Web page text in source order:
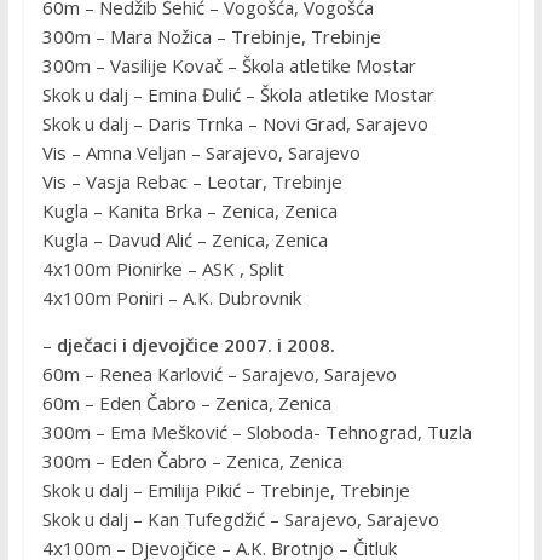
60m – Nedžib Šehić – Vogošća, Vogošća
300m – Mara Nožica – Trebinje, Trebinje
300m – Vasilije Kovač – Škola atletike Mostar
Skok u dalj – Emina Đulić – Škola atletike Mostar
Skok u dalj – Daris Trnka – Novi Grad, Sarajevo
Vis – Amna Veljan – Sarajevo, Sarajevo
Vis – Vasja Rebac – Leotar, Trebinje
Kugla – Kanita Brka – Zenica, Zenica
Kugla – Davud Alić – Zenica, Zenica
4x100m Pionirke – ASK , Split
4x100m Poniri – A.K. Dubrovnik
– dječaci i djevojčice 2007. i 2008.
60m – Renea Karlović – Sarajevo, Sarajevo
60m – Eden Čabro – Zenica, Zenica
300m – Ema Mešković – Sloboda- Tehnograd, Tuzla
300m – Eden Čabro – Zenica, Zenica
Skok u dalj – Emilija Pikić – Trebinje, Trebinje
Skok u dalj – Kan Tufegdžić – Sarajevo, Sarajevo
4x100m – Djevojčice – A.K. Brotnjo – Čitluk